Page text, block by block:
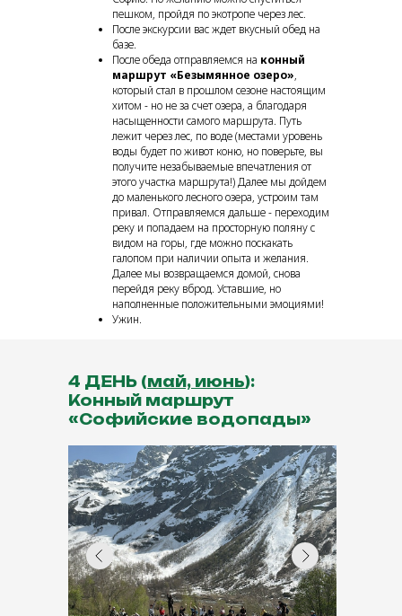
пешком, пройдя по экотропе через лес.
После экскурсии вас ждет вкусный обед на
базе.
После обеда отправляемся на конный
маршрут «Безымянное озеро»,
который стал в прошлом сезоне настоящим
хитом - но не за счет озера, а благодаря
насыщенности самого маршрута. Путь
лежит через лес, по воде (местами уровень
воды будет по живот коню, но поверьте, вы
получите незабываемые впечатления от
этого участка маршрута!) Далее мы дойдем
до маленького лесного озера, устроим там
привал. Отправляемся дальше - переходим
реку и попадаем на просторную поляну с
видом на горы, где можно поскакать
галопом при наличии опыта и желания.
Далее мы возвращаемся домой, снова
перейдя реку вброд. Уставшие, но
наполненные положительными эмоциями!
Ужин.
4 ДЕНЬ (май, июнь):
Конный маршрут
«Софийские водопады»